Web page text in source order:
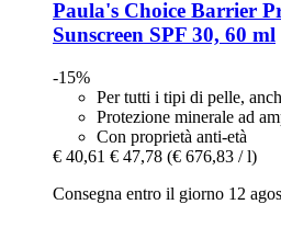
Paula's Choice Barrier
Sunscreen SPF 30, 60 ml
-15%
Per tutti i tipi di pelle,
Protezione minerale ad
Con proprietà anti-età
€ 40,61 € 47,78 (€ 676,83 / l)
Consegna entro il giorno 12